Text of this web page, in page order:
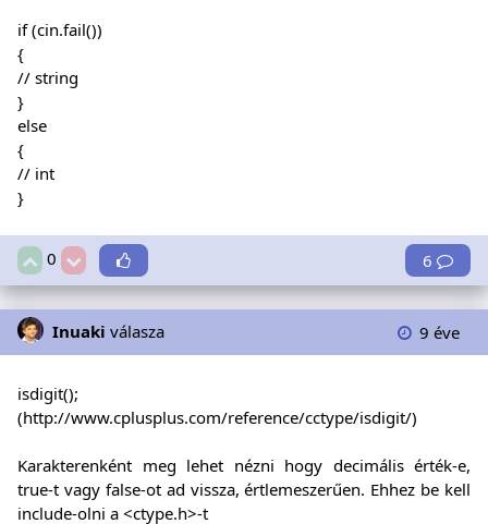
if (cin.fail())
{
// string
}
else
{
// int
}
0 6
Inuaki válasza 9 éve
isdigit();
(http://www.cplusplus.com/reference/cctype/isdigit/)
Karakterenként meg lehet nézni hogy decimális érték-e,
true-t vagy false-ot ad vissza, értlemeszerűen. Ehhez be kell
include-olni a <ctype.h>-t